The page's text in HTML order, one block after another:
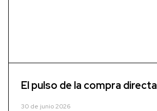
El pulso de la compra directa
30 de junio 2026